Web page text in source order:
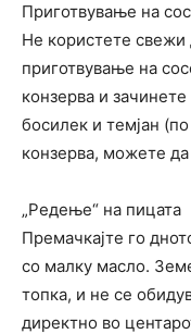
Приготвување на
Не користете
приготвување на
конзерва и
босилек и темјан
конзерва, можете
„Редење“ на пицата
Премачкајте го
со малку масло.
топка, и не се
директно во